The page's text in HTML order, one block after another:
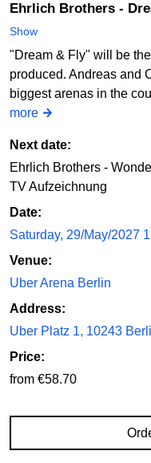
Ehrlich Brothers -
Show
"Dream & Fly" will be
produced. Andreas and
biggest arenas in the
more
Next date:
Ehrlich Brothers -
TV Aufzeichnung
Date:
Saturday, 29/May/2027
Venue:
Uber Arena Berlin
Address:
Uber Platz 1, 10243
Price:
from €58.70